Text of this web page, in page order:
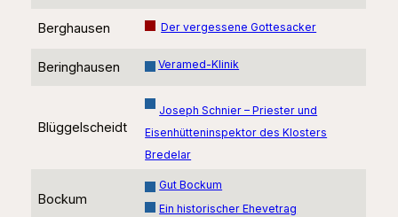
Berghausen Der vergessene Gottesacker
Beringhausen Veramed-Klinik
Blüggelscheidt
Joseph Schnier – Priester und
Eisenhütteninspektor des Klosters
Bredelar
Bockum
Gut Bockum
Ein historischer Ehevetrag